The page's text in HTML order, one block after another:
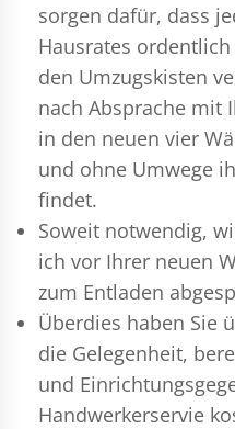
sorgen dafür, dass
Hausrates
den Umzugskisten
nach Absprache mit
in den neuen vier
und ohne Umwege
findet.
Soweit notwendig,
ich vor Ihrer neuen
zum Entladen
Überdies haben Sie
die Gelegenheit,
und
Handwerkerservie